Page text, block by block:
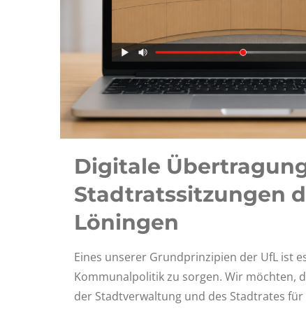
Digitale
Stadtratssitzungen
Löningen
Eines unserer Grundprinzipien der UfL ist
Kommunalpolitik zu sorgen. Wir möchten,
der Stadtverwaltung und des Stadtrates